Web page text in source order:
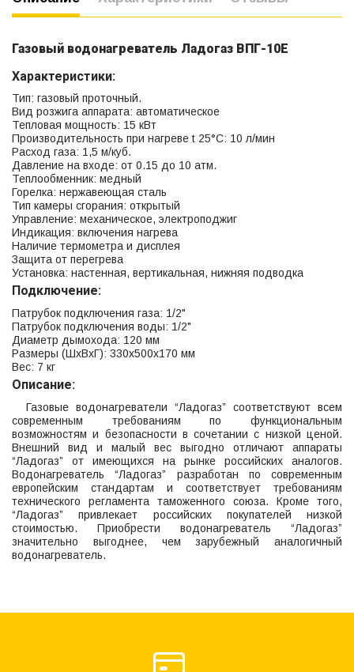
Газовый водонагреватель Ладогаз ВПГ-10Е
Характеристики:
Тип: газовый проточный.
Вид розжига аппарата: автоматическое
Тепловая мощность: 15 кВт
Производительность при нагреве t 25°C: 10 л/мин
Расход газа: 1,5 м/куб.
Давление на входе: от 0.15 до 10 атм.
Теплообменник: медный
Горелка: нержавеющая сталь
Тип камеры сгорания: открытый
Управление: механическое, электроподжиг
Индикация: включения нагрева
Наличие термометра и дисплея
Защита от перегрева
Установка: настенная, вертикальная, нижняя подводка
Подключение:
Патрубок подключения газа: 1/2"
Патрубок подключения воды: 1/2"
Диаметр дымохода: 120 мм
Размеры (ШхВхГ): 330х500x170 мм
Вес: 7 кг
Описание:
Газовые водонагреватели “Ладогаз” соответствуют всем
современным требованиям по функциональным
возможностям и безопасности в сочетании с низкой ценой.
Внешний вид и малый вес выгодно отличают аппараты
“Ладогаз” от имеющихся на рынке российских аналогов.
Водонагреватель “Ладогаз” разработан по современным
европейским стандартам и соответствует требованиям
технического регламента таможенного союза. Кроме того,
“Ладогаз” привлекает российских покупателей низкой
стоимостью. Приобрести водонагреватель “Ладогаз”
значительно выгоднее, чем зарубежный аналогичный
водонагреватель.